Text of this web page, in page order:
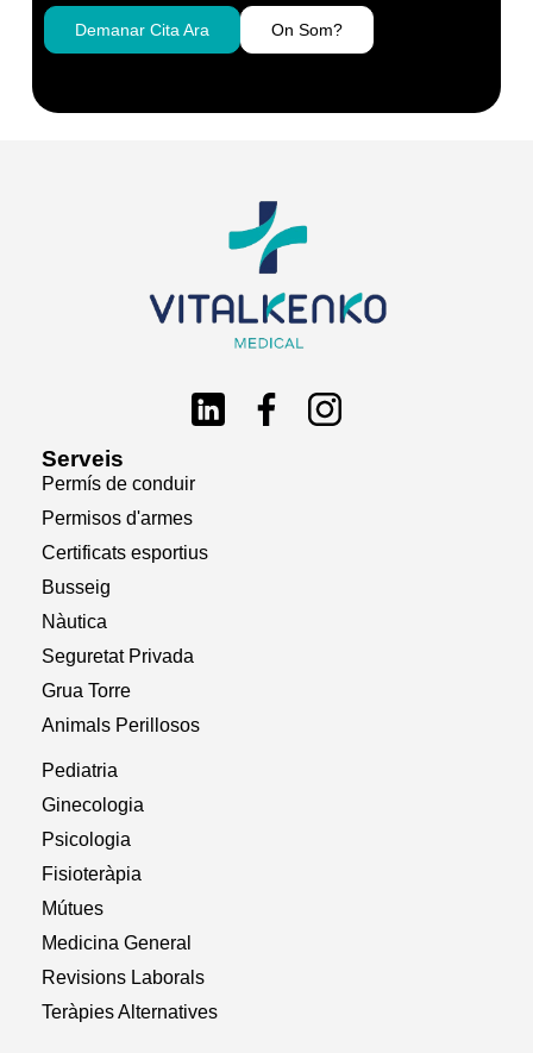
Demanar Cita Ara On Som?
Serveis
Permís de conduir
Permisos d'armes
Certificats esportius
Busseig
Nàutica
Seguretat Privada
Grua Torre
Animals Perillosos
Pediatria
Ginecologia
Psicologia
Fisioteràpia
Mútues
Medicina General
Revisions Laborals
Teràpies Alternatives